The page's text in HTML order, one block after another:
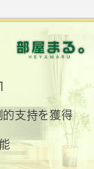
支持を獲得